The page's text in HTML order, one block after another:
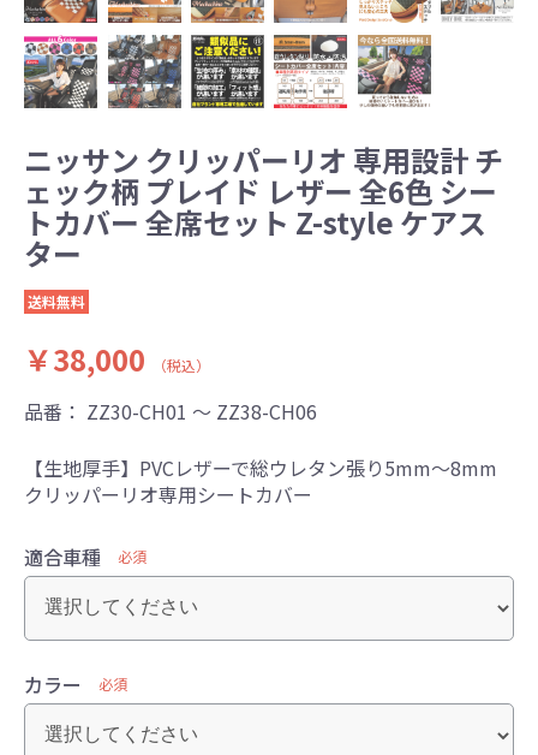
ニッサン クリッパーリオ 専用設計 チ
ェック柄 プレイド レザー 全6色 シー
トカバー 全席セット Z-style ケアス
ター
送料無料
￥38,000 （税込）
品番： ZZ30-CH01 ～ ZZ38-CH06
【生地厚手】PVCレザーで総ウレタン張り5mm～8mm
クリッパーリオ専用シートカバー
適合車種 必須
カラー 必須